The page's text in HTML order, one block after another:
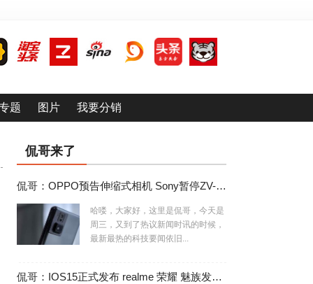
题 图片 我要分销
侃哥来了
侃哥：OPPO预告伸缩式相机 Sony暂停ZV-E10相机生产
哈喽，大家好，这里是侃哥，今天是
周三，又到了热议新闻时讯的时候，
最新最热的科技要闻依旧...
侃哥：IOS15正式发布 realme 荣耀 魅族发布会撞车